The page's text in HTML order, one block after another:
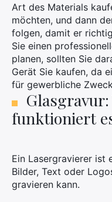
Art des Materials
möchten, und dann
folgen, damit er
Sie einen
planen, sollten Sie
Gerät Sie kaufen, da
für gewerbliche
funktioniert
Ein Lasergravierer ist
Bilder, Text oder
gravieren kann.